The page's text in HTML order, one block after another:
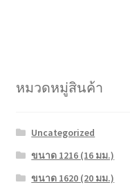
หมวดหมู่สินค้า
Uncategorized
ขนาด 1216 (16 มม.)
ขนาด 1620 (20 มม.)